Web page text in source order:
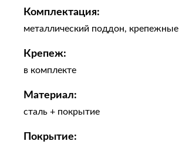
Комплектация:
металлический поддон,
Крепеж:
в комплекте
Материал:
сталь + покрытие
Покрытие: